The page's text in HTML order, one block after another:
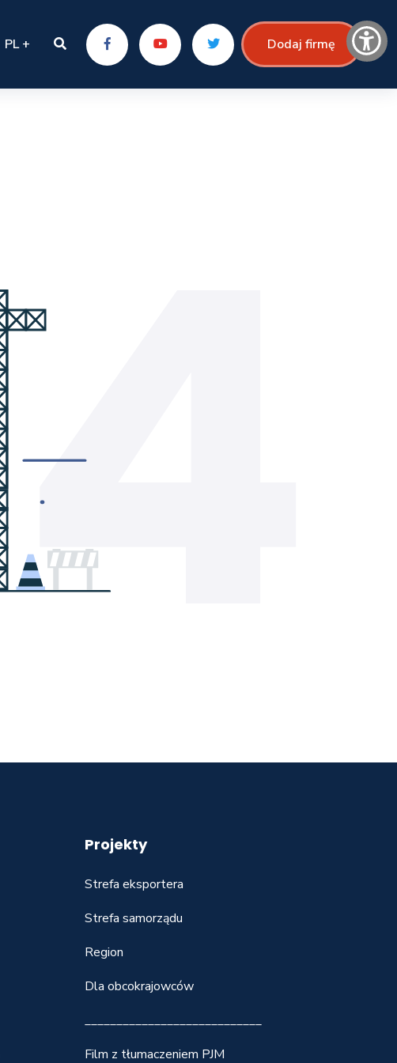
PL + Dodaj firmę
Projekty
Strefa eksportera
Strefa samorządu
Region
Dla obcokrajowców
____________________________
Film z tłumaczeniem PJM